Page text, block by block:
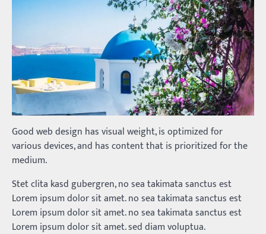
Good web design has visual weight, is optimized for
various devices, and has content that is prioritized for the
medium.
Stet clita kasd gubergren, no sea takimata sanctus est
Lorem ipsum dolor sit amet. no sea takimata sanctus est
Lorem ipsum dolor sit amet. no sea takimata sanctus est
Lorem ipsum dolor sit amet. sed diam voluptua.